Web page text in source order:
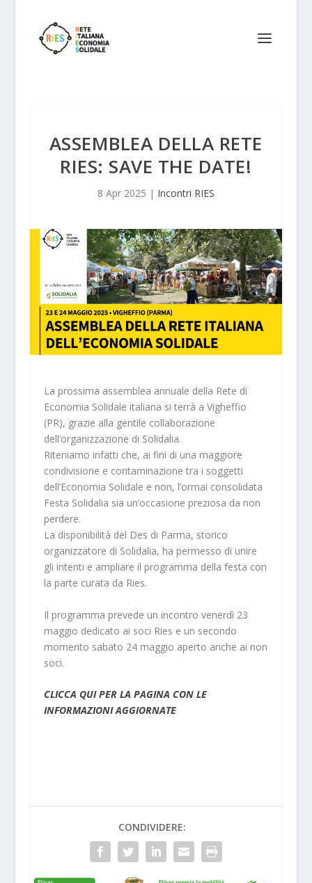
ASSEMBLEA DELLA RETE
RIES: SAVE THE DATE!
8 Apr 2025 | Incontri RIES
La prossima assemblea annuale della Rete di
Economia Solidale italiana si terrà a Vigheffio
(PR), grazie alla gentile collaborazione
dell’organizzazione di Solidalia.
Riteniamo infatti che, ai fini di una maggiore
condivisione e contaminazione tra i soggetti
dell’Economia Solidale e non, l’ormai consolidata
Festa Solidalia sia un’occasione preziosa da non
perdere.
La disponibilità del Des di Parma, storico
organizzatore di Solidalia, ha permesso di unire
gli intenti e ampliare il programma della festa con
la parte curata da Ries.
Il programma prevede un incontro venerdì 23
maggio dedicato ai soci Ries e un secondo
momento sabato 24 maggio aperto anche ai non
soci.
CLICCA QUI PER LA PAGINA CON LE
INFORMAZIONI AGGIORNATE
CONDIVIDERE: